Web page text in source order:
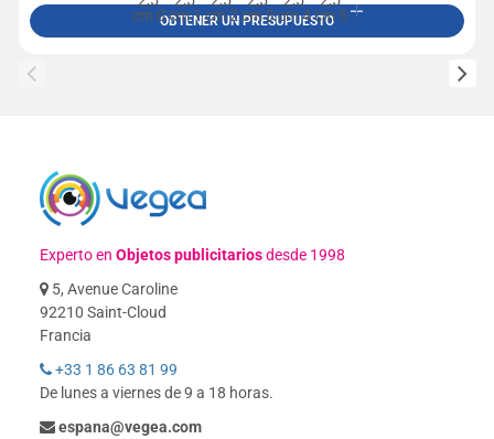
OBTENER UN PRESUPUESTO
Experto enObjetos publicitariosdesde 1998
5, Avenue Caroline
92210 Saint-Cloud
Francia
+33 1 86 63 81 99
De lunes a viernes de 9 a 18 horas.
espana@vegea.com